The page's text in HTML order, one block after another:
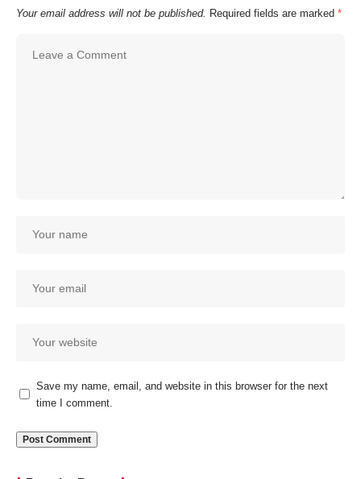
Your email address will not be published. Required fields are marked *
Save my name, email, and website in this browser for the next
time I comment.